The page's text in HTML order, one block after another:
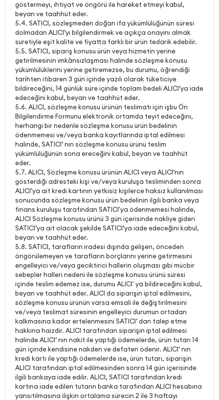
göstermeyi, ihtiyat ve öngörü ile hareket etmeyi kabul,
beyan ve taahhüt eder.
5.4. SATICI, sözleşmeden doğan ifa yükümlülüğünün süresi
dolmadan ALICI’yı bilgilendirmek ve açıkça onayını almak
suretiyle eşit kalite ve fiyatta farklı bir ürün tedarik edebilir.
5.5. SATICI, sipariş konusu ürün veya hizmetin yerine
getirilmesinin imkânsızlaşması halinde sözleşme konusu
yükümlülüklerini yerine getiremezse, bu durumu, öğrendiği
tarihten itibaren 3 gün içinde yazılı olarak tüketiciye
bildireceğini, 14 günlük süre içinde toplam bedeli ALICI’ya iade
edeceğini kabul, beyan ve taahhüt eder.
5.6. ALICI, sözleşme konusu ürünün teslimatı için işbu Ön
Bilgilendirme Formunu elektronik ortamda teyit edeceğini,
herhangi bir nedenle sözleşme konusu ürün bedelinin
ödenmemesi ve/veya banka kayıtlarında iptal edilmesi
halinde, SATICI’ nın sözleşme konusu ürünü teslim
yükümlülüğünün sona ereceğini kabul, beyan ve taahhüt
eder.
5.7. ALICI, Sözleşme konusu ürünün ALICI veya ALICI’nın
gösterdiği adresteki kişi ve/veya kuruluşa tesliminden sonra
ALICI'ya ait kredi kartının yetkisiz kişilerce haksız kullanılması
sonucunda sözleşme konusu ürün bedelinin ilgili banka veya
finans kuruluşu tarafından SATICI'ya ödenmemesi halinde,
ALICI Sözleşme konusu ürünü 3 gün içerisinde nakliye gideri
SATICI’ya ait olacak şekilde SATICI’ya iade edeceğini kabul,
beyan ve taahhüt eder.
5.8. SATICI, tarafların iradesi dışında gelişen, önceden
öngörülemeyen ve tarafların borçlarını yerine getirmesini
engelleyici ve/veya geciktirici hallerin oluşması gibi mücbir
sebepler halleri nedeni ile sözleşme konusu ürünü süresi
içinde teslim edemez ise, durumu ALICI' ya bildireceğini kabul,
beyan ve taahhüt eder. ALICI da siparişin iptal edilmesini,
sözleşme konusu ürünün varsa emsali ile değiştirilmesini
ve/veya teslimat süresinin engelleyici durumun ortadan
kalkmasına kadar ertelenmesini SATICI’ dan talep etme
hakkına haizdir. ALICI tarafından siparişin iptal edilmesi
halinde ALICI’ nın nakit ile yaptığı ödemelerde, ürün tutarı 14
gün içinde kendisine nakden ve defaten ödenir. ALICI’ nın
kredi kartı ile yaptığı ödemelerde ise, ürün tutarı, siparişin
ALICI tarafından iptal edilmesinden sonra 14 gün içerisinde
ilgili bankaya iade edilir. ALICI, SATICI tarafından kredi
kartına iade edilen tutarın banka tarafından ALICI hesabına
yansıtılmasına ilişkin ortalama sürecin 2 ile 3 haftayı